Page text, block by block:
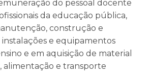
do pessoal docente
da educação pública,
construção e
e equipamentos
e em aquisição de material
alimentação e transporte